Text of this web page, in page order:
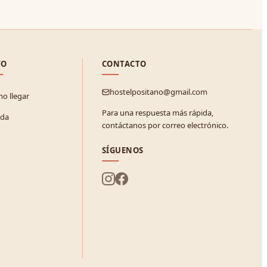
llegar
CONTACTO
hostelpositano@gmail.com
Para una respuesta más rápida,
contáctanos por correo electrónico.
SÍGUENOS